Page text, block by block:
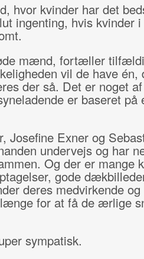
hvor kvinder har det
ingenting, hvis kvinder
mænd, fortæller
vil de have én,
der så. Det er noget
er baseret på
Josefine Exner og
undervejs og har
Og der er mange
gode
deres medvirkende
for at få de ærlige
sympatisk.